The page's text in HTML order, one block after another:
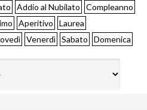
Addio al Nubilato
Compleanno
Aperitivo
Laurea
Venerdì Sabato Domenica